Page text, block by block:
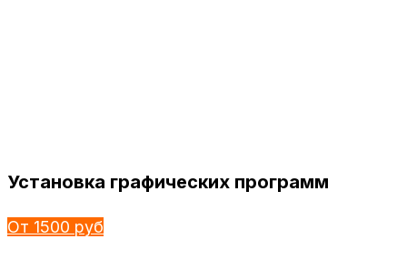
Установка графических программ
От 1500 руб